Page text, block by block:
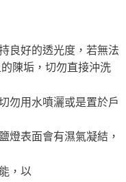
良好的透光度，若無法
陳垢，切勿直接沖洗
勿用水噴灑或是置於戶
燈表面會有濕氣凝結，
，以